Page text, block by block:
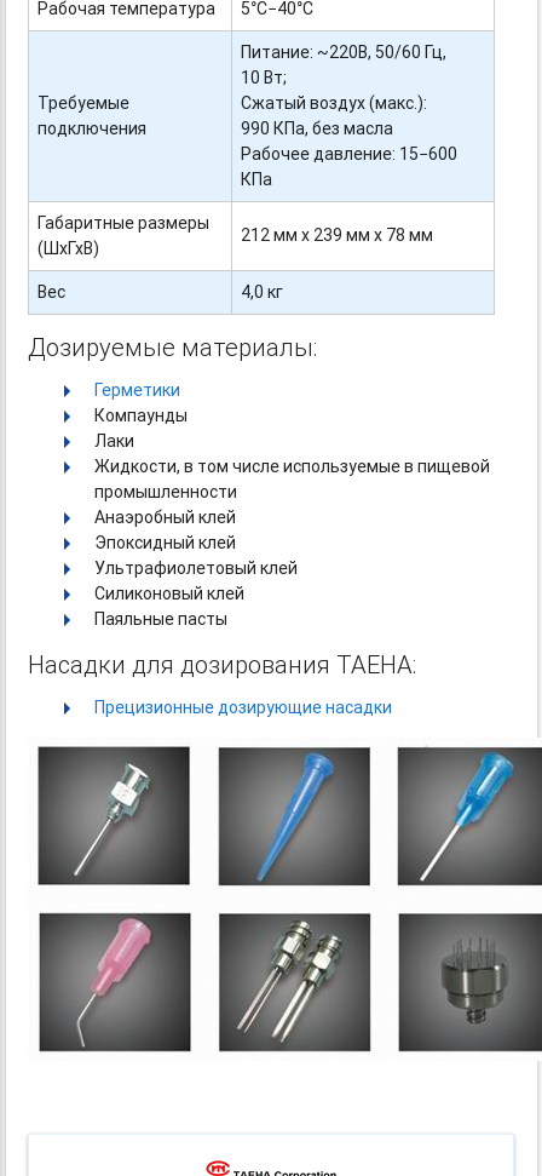
Рабочая температура 5°С−40°С
Требуемые
подключения
Питание: ~220В, 50/60 Гц,
10 Вт;
Сжатый воздух (макс.):
990 КПа, без масла
Рабочее давление: 15−600
КПа
Габаритные размеры
(ШхГхВ)
212 мм х 239 мм х 78 мм
Вес 4,0 кг
Дозируемые материалы:
Герметики
Компаунды
Лаки
Жидкости, в том числе используемые в пищевой
промышленности
Анаэробный клей
Эпоксидный клей
Ультрафиолетовый клей
Силиконовый клей
Паяльные пасты
Насадки для дозирования TAEHA:
Прецизионные дозирующие насадки